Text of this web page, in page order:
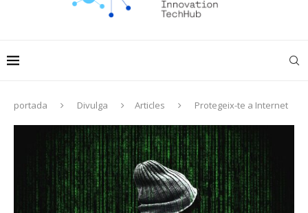
portada Divulga Articles Protegeix-te a Internet